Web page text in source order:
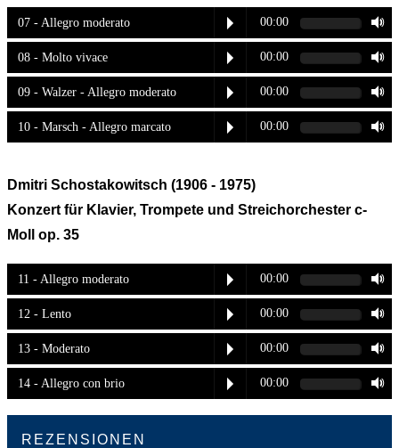
07 - Allegro moderato 00:00
08 - Molto vivace 00:00
09 - Walzer - Allegro moderato 00:00
10 - Marsch - Allegro marcato 00:00
Dmitri Schostakowitsch (1906 - 1975)
Konzert für Klavier, Trompete und Streichorchester c-
Moll op. 35
11 - Allegro moderato 00:00
12 - Lento 00:00
13 - Moderato 00:00
14 - Allegro con brio 00:00
REZENSIONEN